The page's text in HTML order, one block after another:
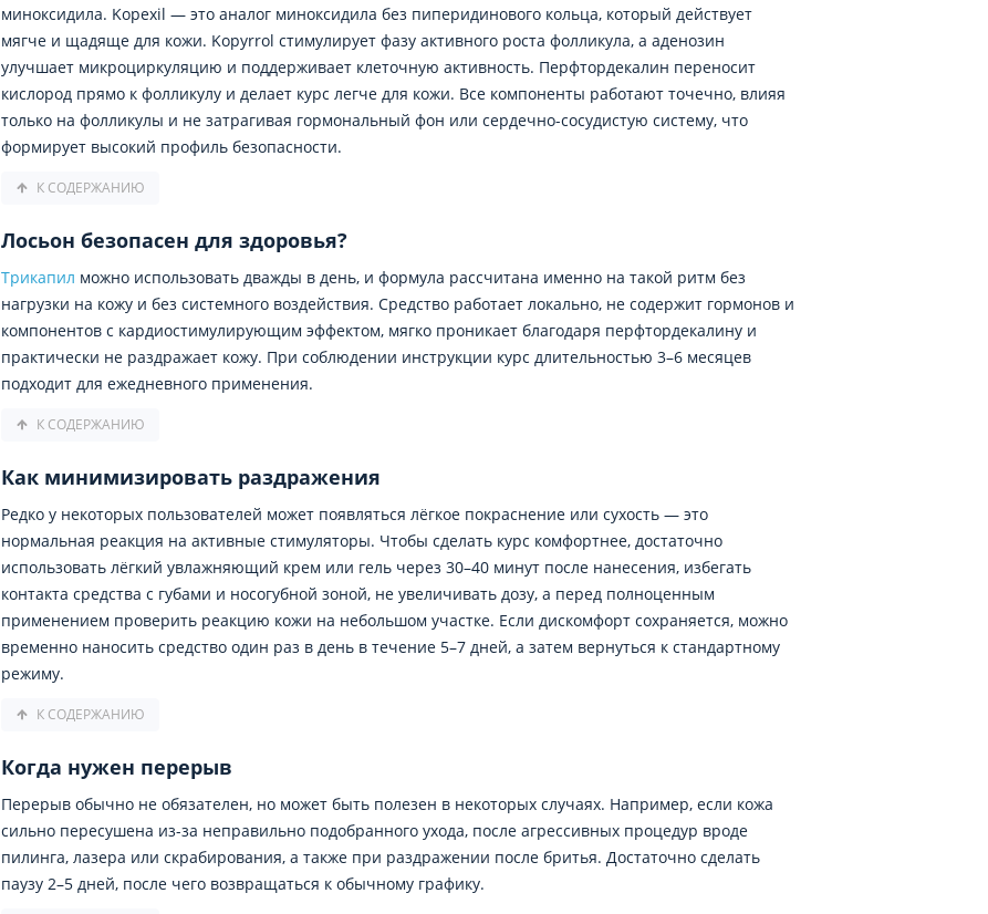
миноксидила. Kopexil — это аналог миноксидила без пиперидинового кольца, который действует
мягче и щадяще для кожи. Kopyrrol стимулирует фазу активного роста фолликула, а аденозин
улучшает микроциркуляцию и поддерживает клеточную активность. Перфтордекалин переносит
кислород прямо к фолликулу и делает курс легче для кожи. Все компоненты работают точечно, влияя
только на фолликулы и не затрагивая гормональный фон или сердечно-сосудистую систему, что
формирует высокий профиль безопасности.
К СОДЕРЖАНИЮ
Лосьон безопасен для здоровья?
Трикапил можно использовать дважды в день, и формула рассчитана именно на такой ритм без
нагрузки на кожу и без системного воздействия. Средство работает локально, не содержит гормонов и
компонентов с кардиостимулирующим эффектом, мягко проникает благодаря перфтордекалину и
практически не раздражает кожу. При соблюдении инструкции курс длительностью 3–6 месяцев
подходит для ежедневного применения.
К СОДЕРЖАНИЮ
Как минимизировать раздражения
Редко у некоторых пользователей может появляться лёгкое покраснение или сухость — это
нормальная реакция на активные стимуляторы. Чтобы сделать курс комфортнее, достаточно
использовать лёгкий увлажняющий крем или гель через 30–40 минут после нанесения, избегать
контакта средства с губами и носогубной зоной, не увеличивать дозу, а перед полноценным
применением проверить реакцию кожи на небольшом участке. Если дискомфорт сохраняется, можно
временно наносить средство один раз в день в течение 5–7 дней, а затем вернуться к стандартному
режиму.
К СОДЕРЖАНИЮ
Когда нужен перерыв
Перерыв обычно не обязателен, но может быть полезен в некоторых случаях. Например, если кожа
сильно пересушена из-за неправильно подобранного ухода, после агрессивных процедур вроде
пилинга, лазера или скрабирования, а также при раздражении после бритья. Достаточно сделать
паузу 2–5 дней, после чего возвращаться к обычному графику.